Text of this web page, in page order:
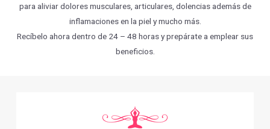
para aliviar dolores musculares, articulares, dolencias además de
inflamaciones en la piel y mucho más.
Recíbelo ahora dentro de 24 – 48 horas y prepárate a emplear sus
beneficios.